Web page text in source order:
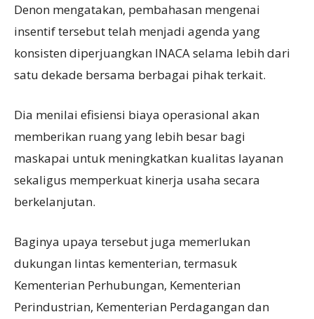
Denon mengatakan, pembahasan mengenai
insentif tersebut telah menjadi agenda yang
konsisten diperjuangkan INACA selama lebih dari
satu dekade bersama berbagai pihak terkait.
Dia menilai efisiensi biaya operasional akan
memberikan ruang yang lebih besar bagi
maskapai untuk meningkatkan kualitas layanan
sekaligus memperkuat kinerja usaha secara
berkelanjutan.
Baginya upaya tersebut juga memerlukan
dukungan lintas kementerian, termasuk
Kementerian Perhubungan, Kementerian
Perindustrian, Kementerian Perdagangan dan